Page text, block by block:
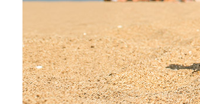
Hőszivattyús vízmelegítő
Folyadékhűtő
Fan-coil
GMV RENDSZEREK
GMV kültéri egység
GMV beltéri egység